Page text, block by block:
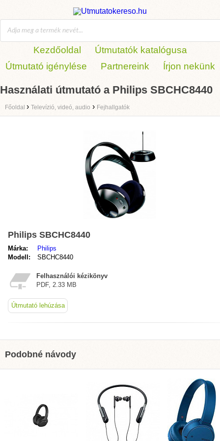
Kezdőoldal
Útmutatók katalógusa
Útmutató igénylése
Partnereink Írjon nekünk
Használati útmutató a Philips SBCHC8440
Főoldal › Televízió, videó, audio › Fejhallgatók
Philips SBCHC8440
Márka:
Philips
Modell:
SBCHC8440
Felhasználói kézikönyv
PDF, 2.33 MB
Útmutató lehúzása
Podobné návody